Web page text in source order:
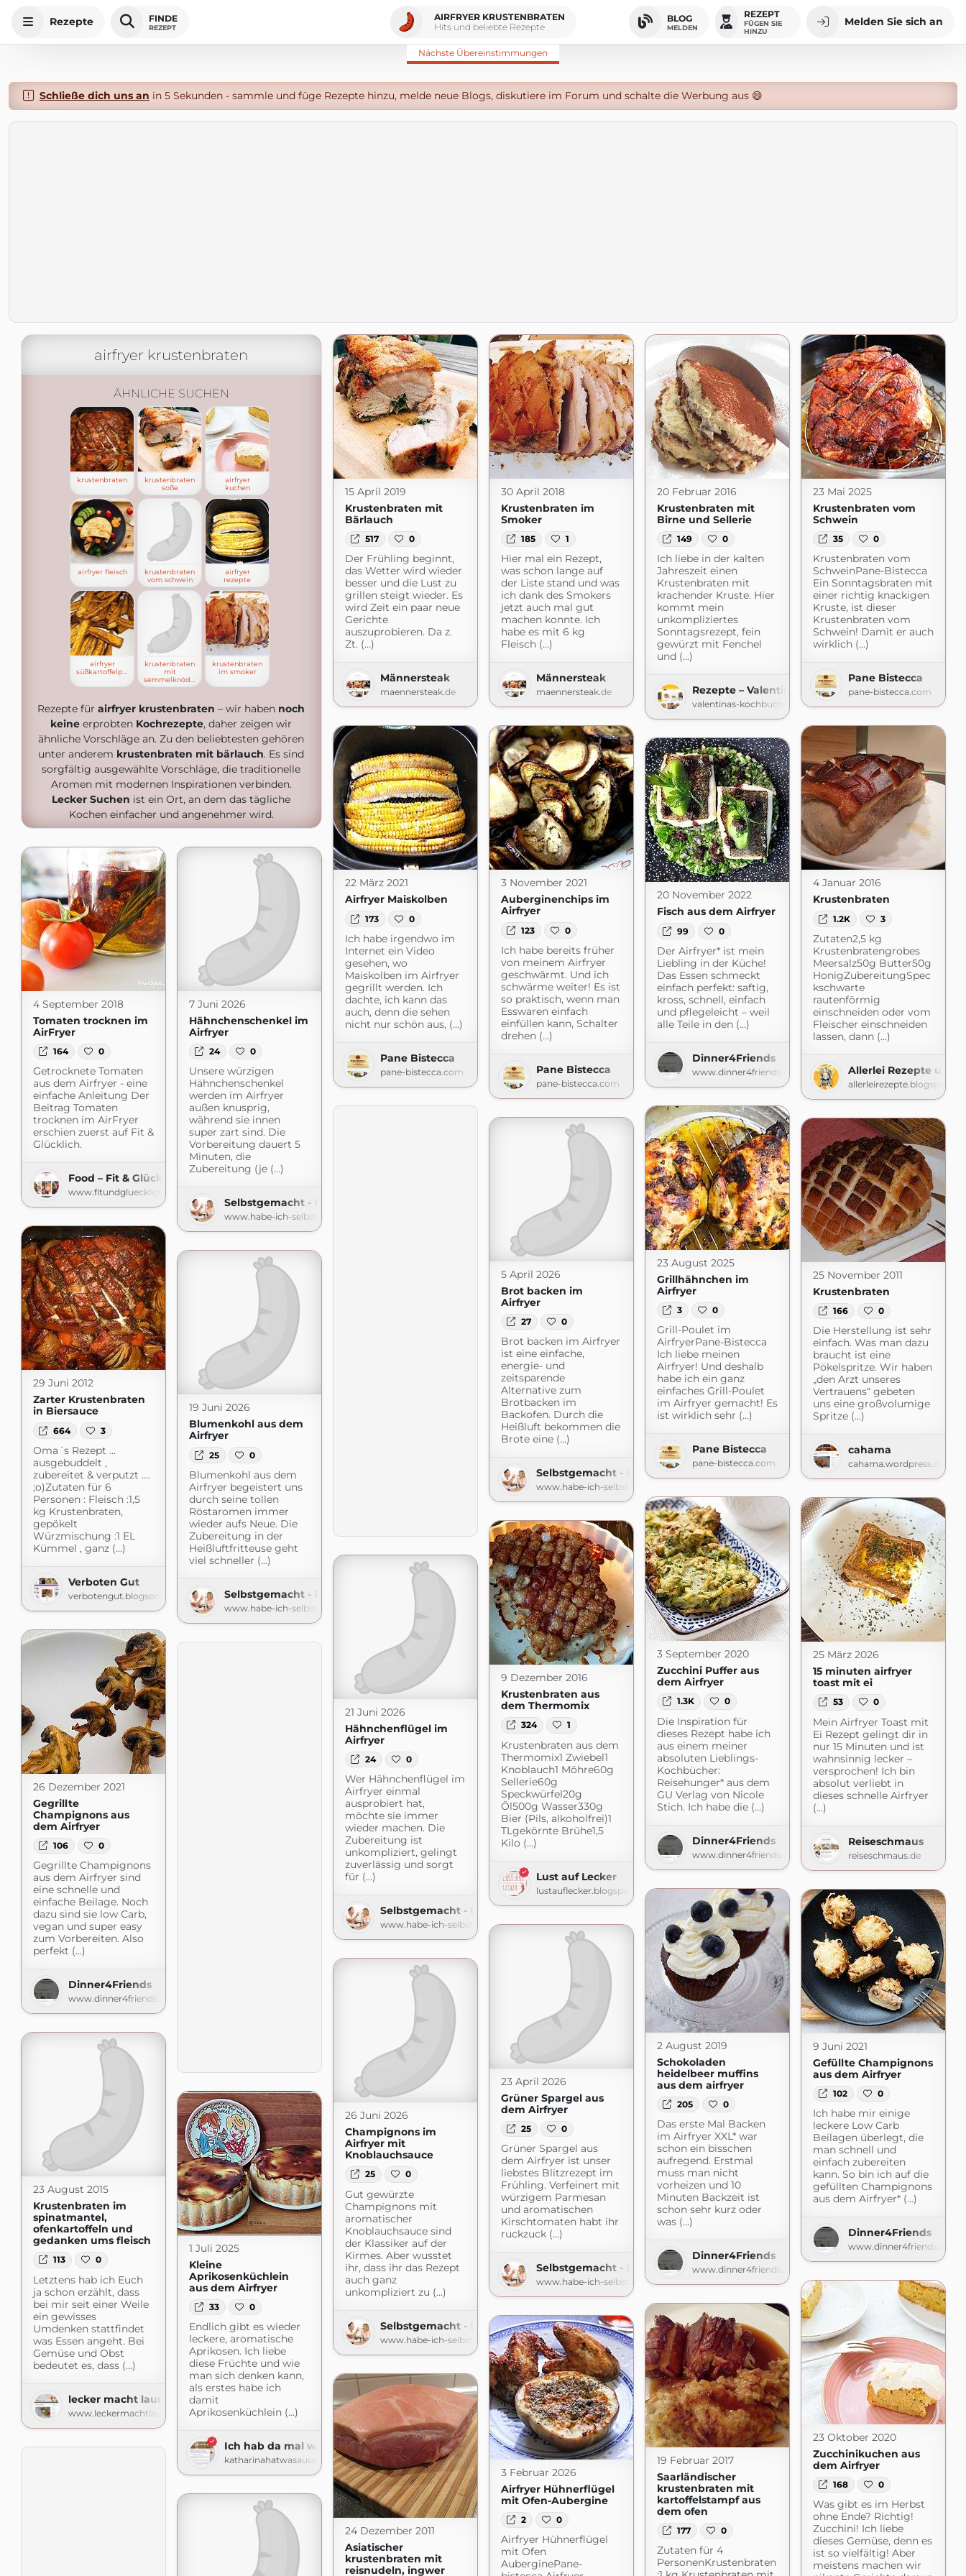
Rezepte FINDE
REZEPT
AIRFRYER KRUSTENBRATEN
Hits und beliebte Rezepte
BLOG
MELDEN
REZEPT
FÜGEN SIE
HINZU
Melden Sie sich an
Nächste Übereinstimmungen
Schließe dich uns an in 5 Sekunden - sammle und füge Rezepte hinzu, melde neue Blogs, diskutiere im Forum und schalte die Werbung aus 😄
airfryer krustenbraten
ÄHNLICHE SUCHEN
krustenbraten
krustenbraten
soße
airfryer
kuchen
airfryer fleisch
krustenbraten
vom schwein
airfryer
rezepte
airfryer
krustenbraten
mit
krustenbraten
im smoker
Rezepte für airfryer krustenbraten – wir haben noch
keine erprobten Kochrezepte, daher zeigen wir
ähnliche Vorschläge an. Zu den beliebtesten gehören
unter anderem krustenbraten mit bärlauch. Es sind
sorgfältig ausgewählte Vorschläge, die traditionelle
Aromen mit modernen Inspirationen verbinden.
Lecker Suchen ist ein Ort, an dem das tägliche
Kochen einfacher und angenehmer wird.
15 April 2019
Krustenbraten mit
Bärlauch
517 0
Der Frühling beginnt,
das Wetter wird wieder
besser und die Lust zu
grillen steigt wieder. Es
wird Zeit ein paar neue
Gerichte
auszuprobieren. Da z.
Zt. (...)
Männersteak
maennersteak.de
30 April 2018
Krustenbraten im
Smoker
185 1
Hier mal ein Rezept,
was schon lange auf
der Liste stand und was
ich dank des Smokers
jetzt auch mal gut
machen konnte. Ich
habe es mit 6 kg
Fleisch (...)
Männersteak
maennersteak.de
20 Februar 2016
Krustenbraten mit
Birne und Sellerie
149 0
Ich liebe in der kalten
Jahreszeit einen
Krustenbraten mit
krachender Kruste. Hier
kommt mein
unkompliziertes
Sonntagsrezept, fein
gewürzt mit Fenchel
und (...)
Rezepte – Valentinas-Kochbuch.de
valentinas-kochbuch.de
23 Mai 2025
Krustenbraten vom
Schwein
35 0
Krustenbraten vom
SchweinPane-Bistecca
Ein Sonntagsbraten mit
einer richtig knackigen
Kruste, ist dieser
Krustenbraten vom
Schwein! Damit er auch
wirklich (...)
Pane Bistecca
pane-bistecca.com
22 März 2021
Airfryer Maiskolben
173 0
Ich habe irgendwo im
Internet ein Video
gesehen, wo
Maiskolben im Airfryer
gegrillt werden. Ich
dachte, ich kann das
auch, denn die sehen
nicht nur schön aus, (...)
Pane Bistecca
pane-bistecca.com
3 November 2021
Auberginenchips im
Airfryer
123 0
Ich habe bereits früher
von meinem Airfryer
geschwärmt. Und ich
schwärme weiter! Es ist
so praktisch, wenn man
Esswaren einfach
einfüllen kann, Schalter
drehen (...)
Pane Bistecca
pane-bistecca.com
4 Januar 2016
Krustenbraten
1.2K 3
Zutaten2,5 kg
Krustenbratengrobes
Meersalz50g Butter50g
HonigZubereitungSpec
kschwarte
rautenförmig
einschneiden oder vom
Fleischer einschneiden
lassen, dann (...)
Allerlei Rezepte und
20 November 2022
Fisch aus dem Airfryer
99 0
Der Airfryer* ist mein
Liebling in der Küche!
Das Essen schmeckt
einfach perfekt: saftig,
kross, schnell, einfach
und pflegeleicht – weil
alle Teile in den (...)
Dinner4Friends
www.dinner4friends.de
4 September 2018
Tomaten trocknen im
AirFryer
164 0
Getrocknete Tomaten
aus dem Airfryer - eine
einfache Anleitung Der
Beitrag Tomaten
trocknen im AirFryer
erschien zuerst auf Fit &
Glücklich.
Food – Fit & Glücklich
www.fitundgluecklich.net
7 Juni 2026
Hähnchenschenkel im
Airfryer
24 0
Unsere würzigen
Hähnchenschenkel
werden im Airfryer
außen knusprig,
während sie innen
super zart sind. Die
Vorbereitung dauert 5
Minuten, die
Zubereitung (je (...)
Selbstgemacht - Der Foodblog
www.habe-ich-selbstgemacht.de
23 August 2025
Grillhähnchen im
Airfryer
3 0
Grill-Poulet im
AirfryerPane-Bistecca
Ich liebe meinen
Airfryer! Und deshalb
habe ich ein ganz
einfaches Grill-Poulet
im Airfryer gemacht! Es
ist wirklich sehr (...)
Pane Bistecca
pane-bistecca.com
5 April 2026
Brot backen im
Airfryer
27 0
Brot backen im Airfryer
ist eine einfache,
energie- und
zeitsparende
Alternative zum
Brotbacken im
Backofen. Durch die
Heißluft bekommen die
Brote eine (...)
Selbstgemacht - Der Foodblog
www.habe-ich-selbstgemacht.de
25 November 2011
Krustenbraten
166 0
Die Herstellung ist sehr
einfach. Was man dazu
braucht ist eine
Pökelspritze. Wir haben
„den Arzt unseres
Vertrauens“ gebeten
uns eine großvolumige
Spritze (...)
cahama
cahama.wordpress.com
29 Juni 2012
Zarter Krustenbraten
in Biersauce
664 3
Oma´s Rezept ...
ausgebuddelt ,
zubereitet & verputzt ....
;o)Zutaten für 6
Personen : Fleisch :1,5
kg Krustenbraten,
gepökelt
Würzmischung :1 EL
Kümmel , ganz (...)
Verboten Gut
verbotengut.blogspot.com
19 Juni 2026
Blumenkohl aus dem
Airfryer
25 0
Blumenkohl aus dem
Airfryer begeistert uns
durch seine tollen
Röstaromen immer
wieder aufs Neue. Die
Zubereitung in der
Heißluftfritteuse geht
viel schneller (...)
Selbstgemacht - Der Foodblog
www.habe-ich-selbstgemacht.de
3 September 2020
Zucchini Puffer aus
dem Airfryer
1.3K 0
Die Inspiration für
dieses Rezept habe ich
aus einem meiner
absoluten Lieblings-
Kochbücher:
Reisehunger* aus dem
GU Verlag von Nicole
Stich. Ich habe die (...)
Dinner4Friends
www.dinner4friends.de
25 März 2026
15 minuten airfryer
toast mit ei
53 0
Mein Airfryer Toast mit
Ei Rezept gelingt dir in
nur 15 Minuten und ist
wahnsinnig lecker –
versprochen! Ich bin
absolut verliebt in
dieses schnelle Airfryer
(...)
Reiseschmaus
reiseschmaus.de
9 Dezember 2016
Krustenbraten aus
dem Thermomix
324 1
Krustenbraten aus dem
Thermomix1 Zwiebel1
Knoblauch1 Möhre60g
Sellerie60g
Speckwürfel20g
Öl500g Wasser330g
Bier (Pils, alkoholfrei)1
TLgekörnte Brühe1,5
Kilo (...)
Lust auf Lecker
lustauflecker.blogspot.com
21 Juni 2026
Hähnchenflügel im
Airfryer
24 0
Wer Hähnchenflügel im
Airfryer einmal
ausprobiert hat,
möchte sie immer
wieder machen. Die
Zubereitung ist
unkompliziert, gelingt
zuverlässig und sorgt
für (...)
Selbstgemacht - Der Foodblog
www.habe-ich-selbstgemacht.de
26 Dezember 2021
Gegrillte
Champignons aus
dem Airfryer
106 0
Gegrillte Champignons
aus dem Airfryer sind
eine schnelle und
einfache Beilage. Noch
dazu sind sie low Carb,
vegan und super easy
zum Vorbereiten. Also
perfekt (...)
Dinner4Friends
www.dinner4friends.de
2 August 2019
Schokoladen
heidelbeer muffins
aus dem airfryer
205 0
Das erste Mal Backen
im Airfryer XXL* war
schon ein bisschen
aufregend. Erstmal
muss man nicht
vorheizen und 10
Minuten Backzeit ist
schon sehr kurz oder
was (...)
Dinner4Friends
www.dinner4friends.de
9 Juni 2021
Gefüllte Champignons
aus dem Airfryer
102 0
Ich habe mir einige
leckere Low Carb
Beilagen überlegt, die
man schnell und
einfach zubereiten
kann. So bin ich auf die
gefüllten Champignons
aus dem Airfryer* (...)
Dinner4Friends
www.dinner4friends.de
23 April 2026
Grüner Spargel aus
dem Airfryer
25 0
Grüner Spargel aus
dem Airfryer ist unser
liebstes Blitzrezept im
Frühling. Verfeinert mit
würzigem Parmesan
und aromatischen
Kirschtomaten habt ihr
ruckzuck (...)
Selbstgemacht - Der Foodblog
www.habe-ich-selbstgemacht.de
26 Juni 2026
Champignons im
Airfryer mit
Knoblauchsauce
25 0
Gut gewürzte
Champignons mit
aromatischer
Knoblauchsauce sind
der Klassiker auf der
Kirmes. Aber wusstet
ihr, dass ihr das Rezept
auch ganz
unkompliziert zu (...)
Selbstgemacht - Der Foodblog
www.habe-ich-selbstgemacht.de
23 August 2015
Krustenbraten im
spinatmantel,
ofenkartoffeln und
gedanken ums fleisch
113 0
Letztens hab ich Euch
ja schon erzählt, dass
bei mir seit einer Weile
ein gewisses
Umdenken stattfindet
was Essen angeht. Bei
Gemüse und Obst
bedeutet es, dass (...)
lecker macht laune
www.leckermachtlaune.de
1 Juli 2025
Kleine
Aprikosenküchlein
aus dem Airfryer
33 0
Endlich gibt es wieder
leckere, aromatische
Aprikosen. Ich liebe
diese Früchte und wie
man sich denken kann,
als erstes habe ich
damit
Aprikosenküchlein (...)
Ich hab da mal was ausprobiert
katharinahatwasausprobiert.blogspot.com
23 Oktober 2020
Zucchinikuchen aus
dem Airfryer
168 0
Was gibt es im Herbst
ohne Ende? Richtig!
Zucchini! Ich liebe
dieses Gemüse, denn es
ist so vielfältig! Aber
meistens machen wir
19 Februar 2017
Saarländischer
krustenbraten mit
kartoffelstampf aus
dem ofen
177 0
Zutaten für 4
PersonenKrustenbraten
3 Februar 2026
Airfryer Hühnerflügel
mit Ofen-Aubergine
2 0
Airfryer Hühnerflügel
mit Ofen
AuberginePane-
24 Dezember 2011
Asiatischer
krustenbraten mit
reisnudeln, ingwer